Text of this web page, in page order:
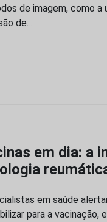
de imagem, como a
de…
em dia: a
em saúde
para a